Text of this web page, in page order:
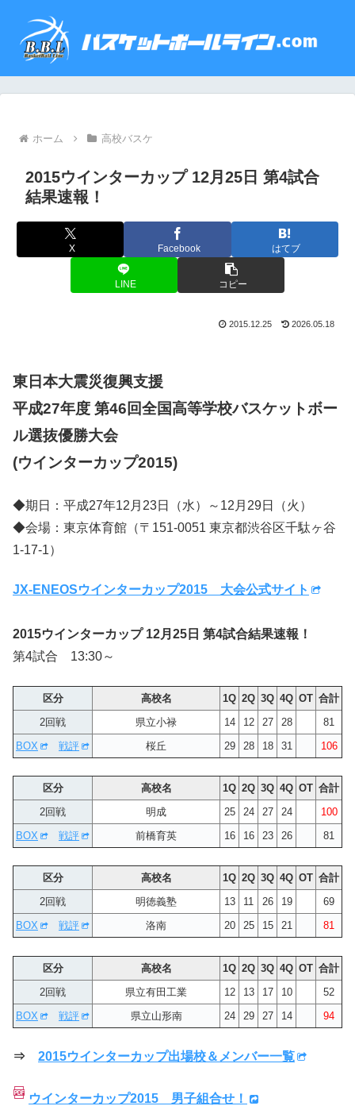
ホーム 高校バスケ
2015ウインターカップ 12月25日 第4試合
結果速報！
X Facebook はてブ
LINE コピー
2015.12.25 2026.05.18
東日本大震災復興支援
平成27年度 第46回全国高等学校バスケットボー
ル選抜優勝大会
(ウインターカップ2015)
◆期日：平成27年12月23日（水）～12月29日（火）
◆会場：東京体育館（〒151-0051 東京都渋谷区千駄ヶ谷
1-17-1）
JX-ENEOSウインターカップ2015 大会公式サイト
2015ウインターカップ 12月25日 第4試合結果速報！
第4試合 13:30～
区分 高校名 1Q 2Q 3Q 4Q OT 合計
2回戦
県立小禄 14 12 27 28
81
BOX
戦評 桜丘 29 28 18 31 106
区分 高校名 1Q 2Q 3Q 4Q OT 合計
2回戦
明成 25 24 27 24
100
BOX
戦評 前橋育英 16 16 23 26 81
区分 高校名 1Q 2Q 3Q 4Q OT 合計
2回戦
明徳義塾 13 11 26 19
69
BOX
戦評 洛南 20 25 15 21 81
区分 高校名 1Q 2Q 3Q 4Q OT 合計
2回戦
県立有田工業 12 13 17 10
52
BOX
戦評 県立山形南 24 29 27 14 94
⇒ 2015ウインターカップ出場校＆メンバー一覧
ウインターカップ2015 男子組合せ！